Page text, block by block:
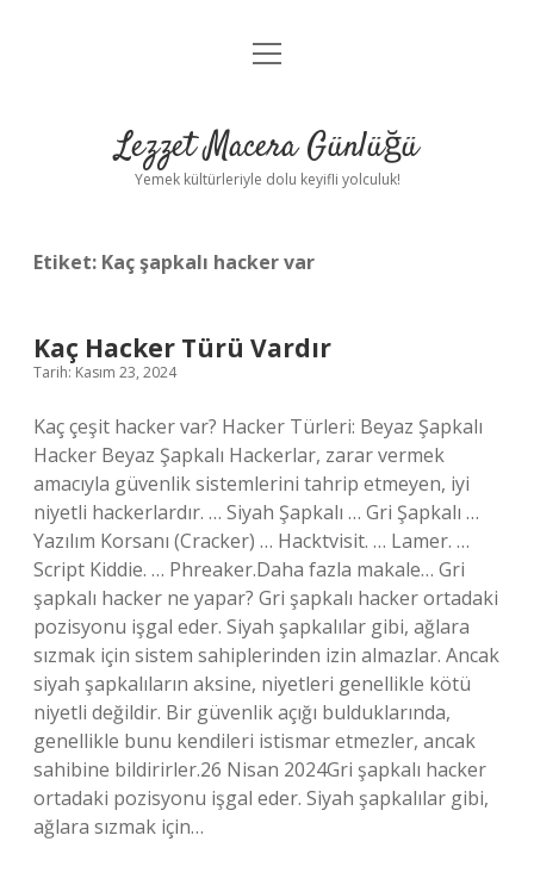
Anasayfa
Yasal Uyarı
menüyü
Lezzet Macera Günlüğü
Yemek kültürleriyle dolu keyifli yolculuk!
Etiket: Kaç şapkalı hacker var
Kaç Hacker Türü Vardır
Tarih: Kasım 23, 2024
Kaç çeşit hacker var? Hacker Türleri: Beyaz Şapkalı
Hacker Beyaz Şapkalı Hackerlar, zarar vermek
amacıyla güvenlik sistemlerini tahrip etmeyen, iyi
niyetli hackerlardır. … Siyah Şapkalı … Gri Şapkalı …
Yazılım Korsanı (Cracker) … Hacktvisit. … Lamer. …
Script Kiddie. … Phreaker.Daha fazla makale… Gri
şapkalı hacker ne yapar? Gri şapkalı hacker ortadaki
pozisyonu işgal eder. Siyah şapkalılar gibi, ağlara
sızmak için sistem sahiplerinden izin almazlar. Ancak
siyah şapkalıların aksine, niyetleri genellikle kötü
niyetli değildir. Bir güvenlik açığı bulduklarında,
genellikle bunu kendileri istismar etmezler, ancak
sahibine bildirirler.26 Nisan 2024Gri şapkalı hacker
ortadaki pozisyonu işgal eder. Siyah şapkalılar gibi,
ağlara sızmak için…